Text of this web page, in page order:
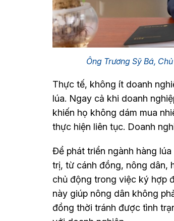
Ông Trương Sỹ Bá,
Thực tế, không ít doanh
lúa. Ngay cả khi doanh
khiến họ không dám mua
thực hiện liên tục. Doanh
Để phát triển ngành hàng
trị, từ cánh đồng, nông dân,
chủ động trong việc ký hợp
này giúp nông dân không
đồng thời tránh được tình